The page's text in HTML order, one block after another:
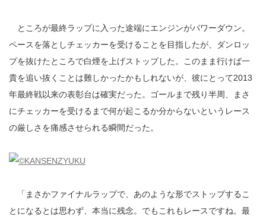
ところが最終ラップに入った途端にエンジンがパワーダウン。
ペースを落としチェッカーを受けることを目指したが、ダンロッ
プを抜けたところで白煙を上げストップした。このまま行けば一
貴を追い抜くことは難しかったかもしれないが、彼にとって2013
年最終戦以来の表彰台は確実だった。ゴールまで残り半周、まさ
にチェッカーを受けるまで何が起こるか分からないというレース
の厳しさを痛感させられる瞬間だった。
「まさかファイナルラップで、あのような形でストップするこ
とになるとは思わず、本当に残念。でもこれもレースですね。最